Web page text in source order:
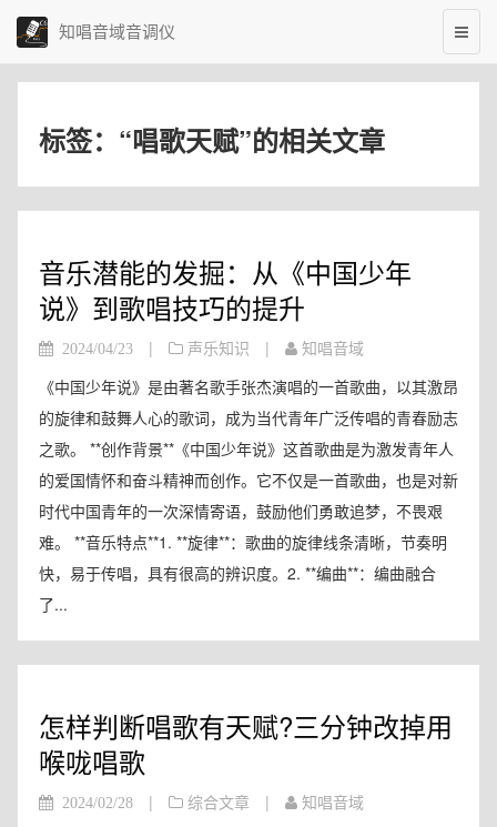
知唱音域音调仪
标签：“唱歌天赋”的相关文章
音乐潜能的发掘：从《中国少年
说》到歌唱技巧的提升
2024/04/23 | 声乐知识 | 知唱音域
《中国少年说》是由著名歌手张杰演唱的一首歌曲，以其激昂
的旋律和鼓舞人心的歌词，成为当代青年广泛传唱的青春励志
之歌。 **创作背景**《中国少年说》这首歌曲是为激发青年人
的爱国情怀和奋斗精神而创作。它不仅是一首歌曲，也是对新
时代中国青年的一次深情寄语，鼓励他们勇敢追梦，不畏艰
难。 **音乐特点**1. **旋律**：歌曲的旋律线条清晰，节奏明
快，易于传唱，具有很高的辨识度。2. **编曲**：编曲融合
了...
怎样判断唱歌有天赋?三分钟改掉用
喉咙唱歌
2024/02/28 | 综合文章 | 知唱音域